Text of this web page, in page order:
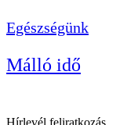
Egészségünk
Málló idő
Hírlevél feliratkozás